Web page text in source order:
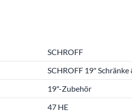
SCHROFF
SCHROFF 19"
19"-Zubehör
47 HE